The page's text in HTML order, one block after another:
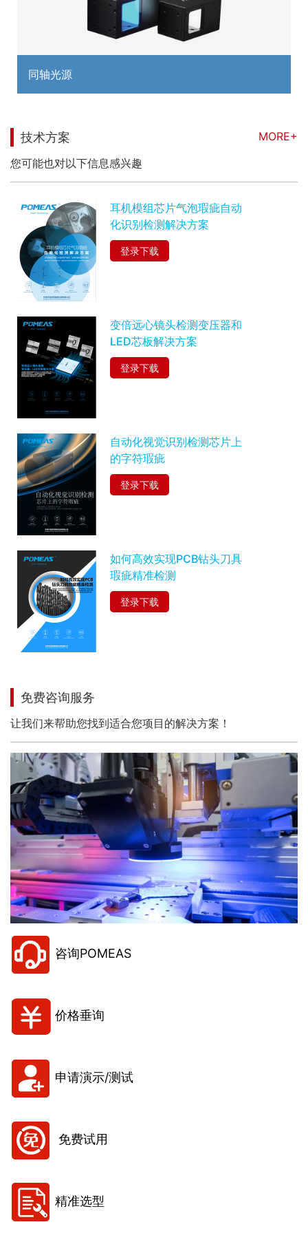
同轴光源
技术方案
MORE+
您可能也对以下信息感兴趣
耳机模组芯片气泡瑕疵自动
化识别检测解决方案
登录下载
变倍远心镜头检测变压器和
LED芯板解决方案
登录下载
自动化视觉识别检测芯片上
的字符瑕疵
登录下载
如何高效实现PCB钻头刀具
瑕疵精准检测
登录下载
免费咨询服务
让我们来帮助您找到适合您项目的解决方案！
咨询POMEAS
价格垂询
申请演示/测试
免费试用
精准选型